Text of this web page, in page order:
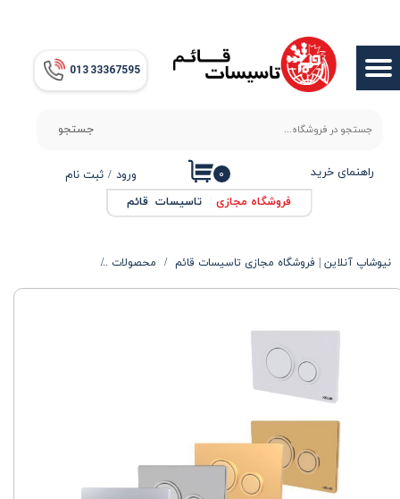
013​​​​​​​ 33367595
جستجو
ورود / ثبت نام
حساب کاربری من
تغییر گذر واژه
سفارشات
خروج از حساب کاربری
راهنمای خرید ۰
فروشگاه مجازی تاسیسات قائم
نیوشاپ آنلاین | فروشگاه مجازی تاسیسات قائم محصولات